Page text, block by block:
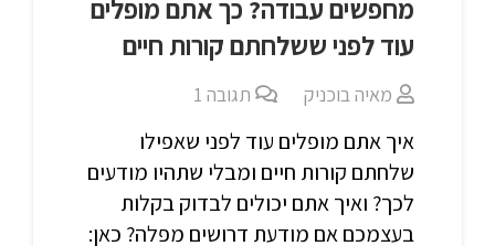
מחפשים עבודה? כך אתם מופלים
עוד לפני ששלחתם קורות חיים
מאיה בוכניק תגובה1
איך אתם מופלים עוד לפני שאפילו
שלחתם קורות חיים ומבלי שתהיו מודעים
לכך? ואיך אתם יכולים לבדוק בקלות
בעצמכם אם מודעת דרושים מפלה? כאן: